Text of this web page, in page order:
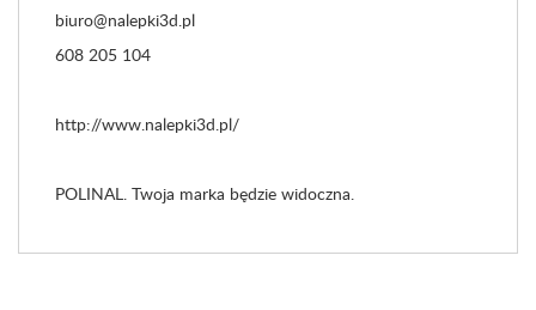
biuro@nalepki3d.pl
608 205 104
http://www.nalepki3d.pl/
POLINAL. Twoja marka będzie widoczna.